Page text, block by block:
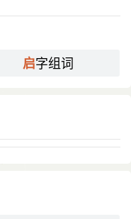
启字组词